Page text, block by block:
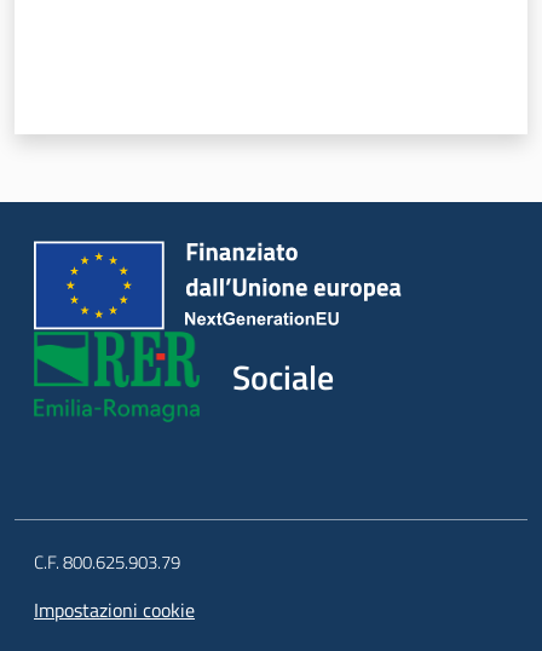
Sociale
Novità
Servizi
Leggi Atti Bandi
Piani Programmi
Sociale
C.F. 800.625.903.79
Impostazioni cookie